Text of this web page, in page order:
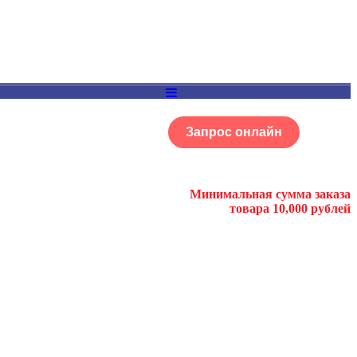
Запрос онлайн
Минимальная сумма заказа
товара 10,000 рублей